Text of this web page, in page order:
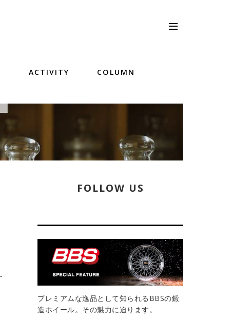
ACTIVITY COLUMN
FOLLOW US
プレミアムな逸品として知られるBBSの鍛
造ホイール。その魅力に迫ります。